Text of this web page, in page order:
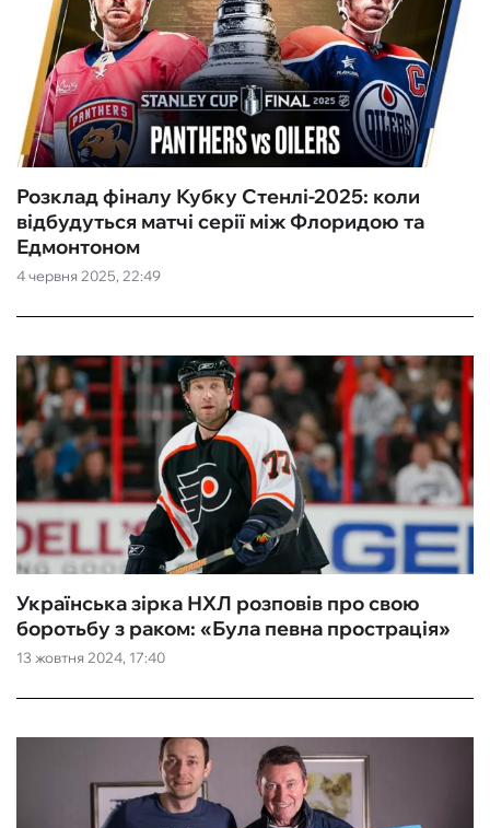
4 червня 2025, 22:49
Розклад фіналу Кубку Стенлі-2025: коли
відбудуться матчі серії між Флоридою та
Едмонтоном
13 жовтня 2024, 17:40
Українська зірка НХЛ розповів про свою
боротьбу з раком: «Була певна прострація»